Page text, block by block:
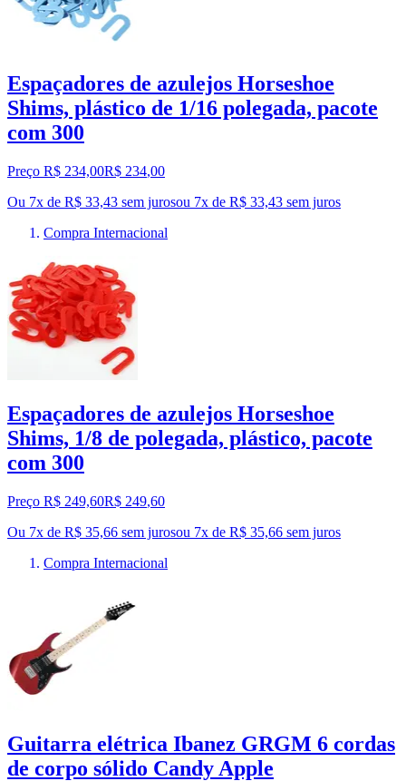
Espaçadores de azulejos Horseshoe
Shims, plástico de 1/16 polegada, pacote
com 300
Preço R$ 234,00R$ 234,00
Ou 7x de R$ 33,43 sem jurosou 7x de R$ 33,43 sem juros
Compra Internacional
Espaçadores de azulejos Horseshoe
Shims, 1/8 de polegada, plástico, pacote
com 300
Preço R$ 249,60R$ 249,60
Ou 7x de R$ 35,66 sem jurosou 7x de R$ 35,66 sem juros
Compra Internacional
Guitarra elétrica Ibanez GRGM 6 cordas
de corpo sólido Candy Apple